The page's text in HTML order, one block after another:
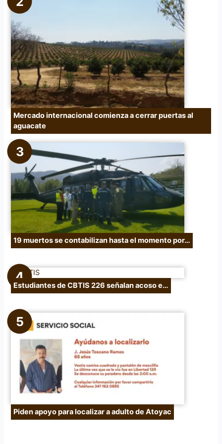
Mercado internacional comienza a cerrar puertas al
aguacate
19 muertos se contabilizan hasta el momento por…
Estudiantes de CBTIS 226 señalan acoso e…
Piden apoyo para localizar a adulto de Atoyac